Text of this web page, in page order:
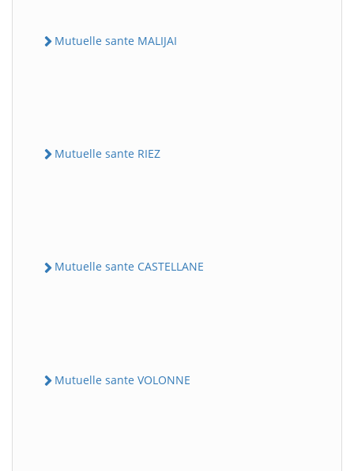
Mutuelle sante MALIJAI
Mutuelle sante RIEZ
Mutuelle sante CASTELLANE
Mutuelle sante VOLONNE